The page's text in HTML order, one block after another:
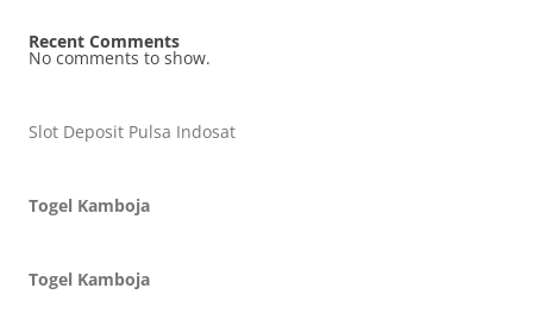
Recent Comments
No comments to show.
Slot Deposit Pulsa Indosat
Togel Kamboja
Togel Kamboja